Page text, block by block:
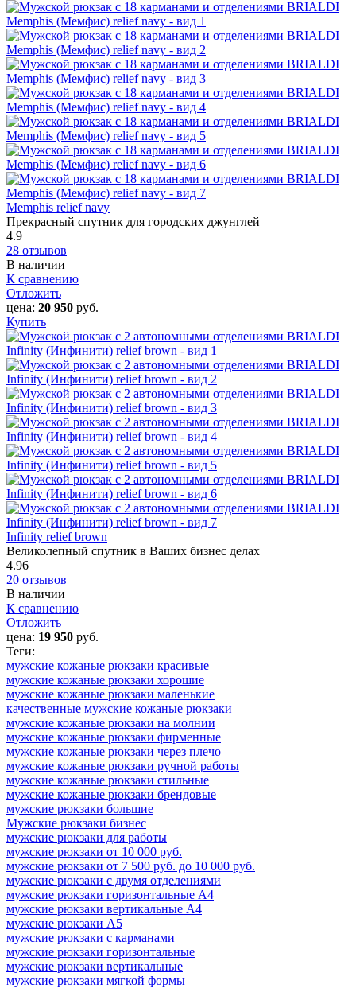
Memphis relief navy
Прекрасный спутник для городских джунглей
4.9
28 отзывов
В наличии
К сравнению
Отложить
цена: 20 950 руб.
Купить
Infinity relief brown
Великолепный спутник в Ваших бизнес делах
4.96
20 отзывов
В наличии
К сравнению
Отложить
цена: 19 950 руб.
Теги:
мужские кожаные рюкзаки красивые
мужские кожаные рюкзаки хорошие
мужские кожаные рюкзаки маленькие
качественные мужские кожаные рюкзаки
мужские кожаные рюкзаки на молнии
мужские кожаные рюкзаки фирменные
мужские кожаные рюкзаки через плечо
мужские кожаные рюкзаки ручной работы
мужские кожаные рюкзаки стильные
мужские кожаные рюкзаки брендовые
мужские рюкзаки большие
Мужские рюкзаки бизнес
мужские рюкзаки для работы
мужские рюкзаки от 10 000 руб.
мужские рюкзаки от 7 500 руб. до 10 000 руб.
мужские рюкзаки с двумя отделениями
мужские рюкзаки горизонтальные А4
мужские рюкзаки вертикальные А4
мужские рюкзаки А5
мужские рюкзаки с карманами
мужские рюкзаки горизонтальные
мужские рюкзаки вертикальные
мужские рюкзаки мягкой формы